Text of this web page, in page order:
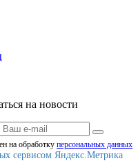
на новости
на обработку персональныx данных
сервисом Яндекс.Метрика